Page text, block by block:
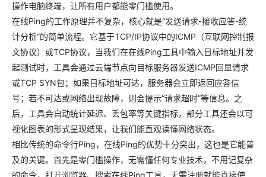
操作电脑终端，让所有用户都能零门槛使用。
在线Ping的工作原理并不复杂，核心就是“发送请求-接收应答-统
计分析”的简单流程。它基于TCP/IP协议中的ICMP（互联网控制报
文协议）或TCP协议，当我们在在线Ping工具中输入目标地址并发
起测试时，工具会通过云端节点向目标服务器发送ICMP回显请求
或TCP SYN包；如果目标地址可达，服务器会立即返回应答信
号；若不可达或网络出现故障，则会提示“请求超时”等信息。之
后，工具会自动统计延迟、丢包率等关键指标，部分工具还会以可
视化图表的形式呈现结果，让我们能直观读懂网络状态。
相比传统的命令行Ping，在线Ping的优势十分突出，这也是它能普
及的关键。首先是零门槛操作，无需懂任何专业技术，不用记复杂
的命令，打开浏览器、搜索在线Ping工具，无需注册就能直接使